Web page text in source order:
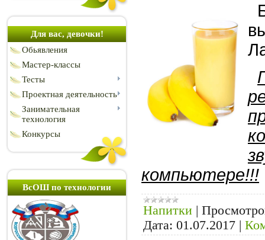
Для вас, девочки!
Обьявления
Мастер-классы
Тесты
Проектная деятельность
Занимательная
технология
Конкурсы
ВсОШ по технологии
компьютере!!!
Напитки |
Дата: 01.07.2017 |